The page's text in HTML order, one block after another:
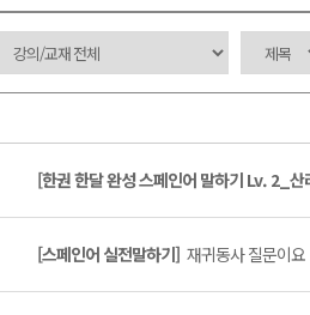
[한권 한달 완성 스페인어 말하기 Lv. 2_
[스페인어 실전말하기] 재귀동사 질문이요